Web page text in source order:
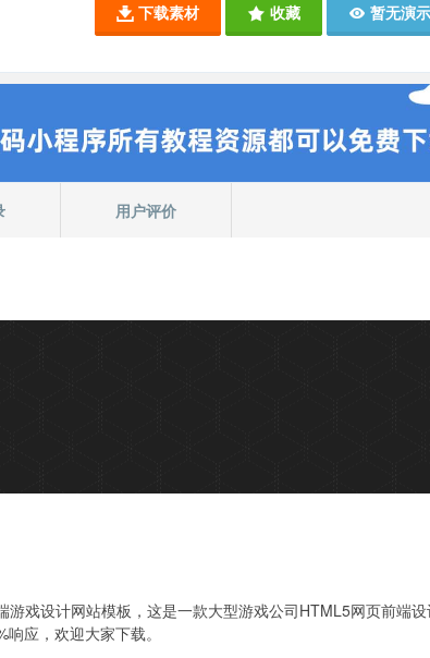
 下载素材 收藏  暂无演示
用户评价
戏设计网站模板，这是一款大型游戏公司HTML5网页前端
应，欢迎大家下载。